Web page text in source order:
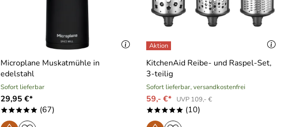
Microplane Muskatmühle in
edelstahl
Sofort lieferbar
29,95 €*
***** (67)
KitchenAid Reibe- und Raspel-Set,
3-teilig
Sofort lieferbar, versandkostenfrei
59,- €* UVP 109,- €
***** (10)